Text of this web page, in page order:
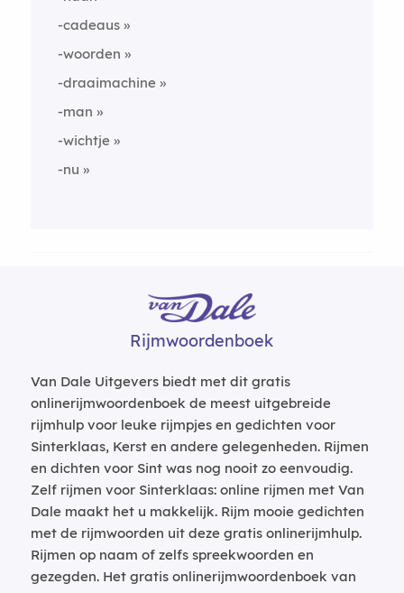
-cadeaus
-woorden
-draaimachine
-man
-wichtje
-nu
Rijmwoordenboek
Van Dale Uitgevers biedt met dit gratis
onlinerijmwoordenboek de meest uitgebreide
rijmhulp voor leuke rijmpjes en gedichten voor
Sinterklaas, Kerst en andere gelegenheden. Rijmen
en dichten voor Sint was nog nooit zo eenvoudig.
Zelf rijmen voor Sinterklaas: online rijmen met Van
Dale maakt het u makkelijk. Rijm mooie gedichten
met de rijmwoorden uit deze gratis onlinerijmhulp.
Rijmen op naam of zelfs spreekwoorden en
gezegden. Het gratis onlinerijmwoordenboek van